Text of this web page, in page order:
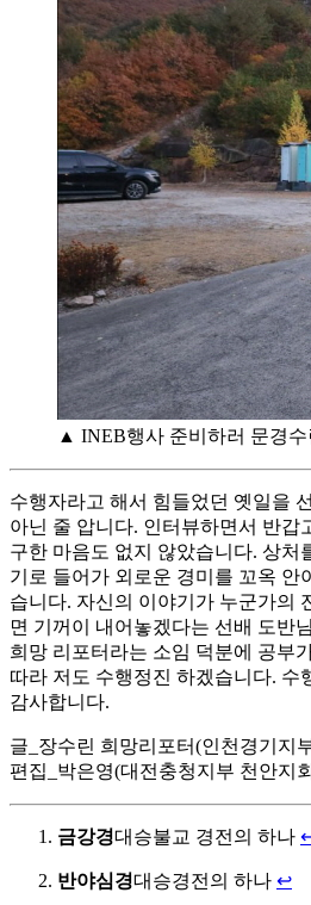
▲ INEB행사 준비하러 문경수
수행자라고 해서 힘들었던 옛일을
아닌 줄 압니다. 인터뷰하면서 반갑
구한 마음도 없지 않았습니다. 상처
기로 들어가 외로운 경미를 꼬옥 안
습니다. 자신의 이야기가 누군가의
면 기꺼이 내어놓겠다는 선배 도반
희망 리포터라는 소임 덕분에 공부
따라 저도 수행정진 하겠습니다. 수
감사합니다.
글_장수린 희망리포터(인천경기지
편집_박은영(대전충청지부 천안지
금강경대승불교 경전의 하나
반야심경대승경전의 하나 ↩